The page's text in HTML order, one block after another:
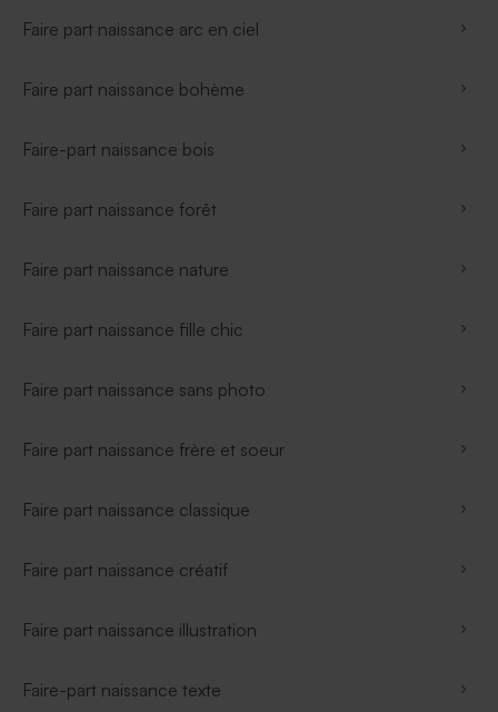
Faire part naissance arc en ciel
Faire part naissance bohème
Faire-part naissance bois
Faire part naissance forêt
Faire part naissance nature
Faire part naissance fille chic
Faire part naissance sans photo
Faire part naissance frère et soeur
Faire part naissance classique
Faire part naissance créatif
Faire part naissance illustration
Faire-part naissance texte